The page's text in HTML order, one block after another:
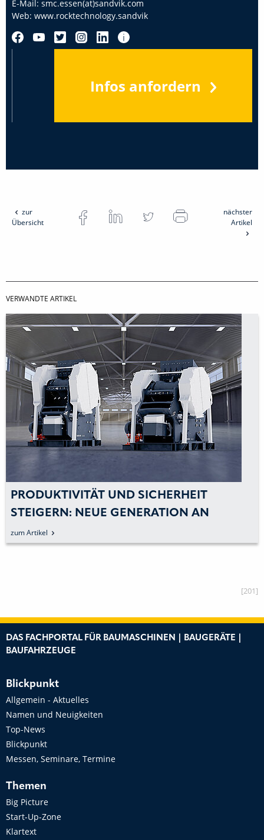
E-Mail: smc.essen(at)sandvik.com
Web: www.rocktechnology.sandvik
Infos anfordern
zur
Übersicht
nächster
Artikel
VERWANDTE ARTIKEL
PRODUKTIVITÄT UND SICHERHEIT
STEIGERN: NEUE GENERATION AN
BACKENBRECHERN
zum Artikel
[201]
DAS FACHPORTAL FÜR BAUMASCHINEN | BAUGERÄTE |
BAUFAHRZEUGE
Blickpunkt
Allgemein - Aktuelles
Namen und Neuigkeiten
Top-News
Blickpunkt
Messen, Seminare, Termine
Themen
Big Picture
Start-Up-Zone
Klartext